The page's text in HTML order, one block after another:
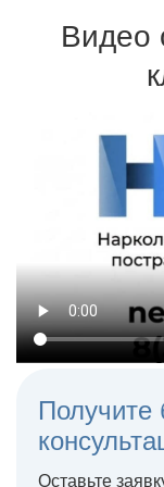
Для кодировки
препараты и
возвращаются
Терапия может
Видео
Получите
Оставьте